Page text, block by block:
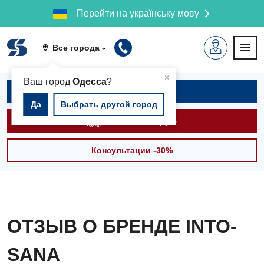
Перейти на українську мову
Все города
×
Ваш город Одесса?
Да Выбрать другой город
Записаться на приём
Вызвать скорую
Консультации -30%
ОТЗЫВ О БРЕНДЕ INTO-
SANA